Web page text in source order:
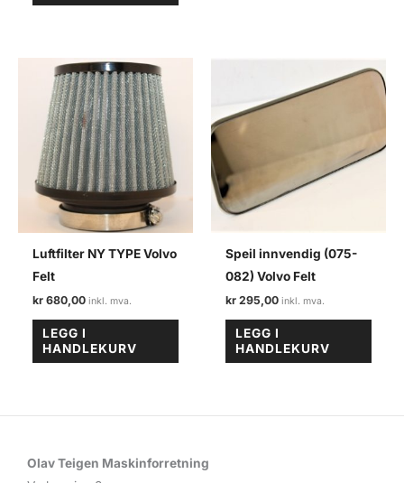
Luftfilter NY TYPE Volvo
Felt
kr 680,00
LEGG I
HANDLEKURV
Speil innvendig (075-
082) Volvo Felt
kr 295,00
LEGG I
HANDLEKURV
Olav Teigen Maskinforretning